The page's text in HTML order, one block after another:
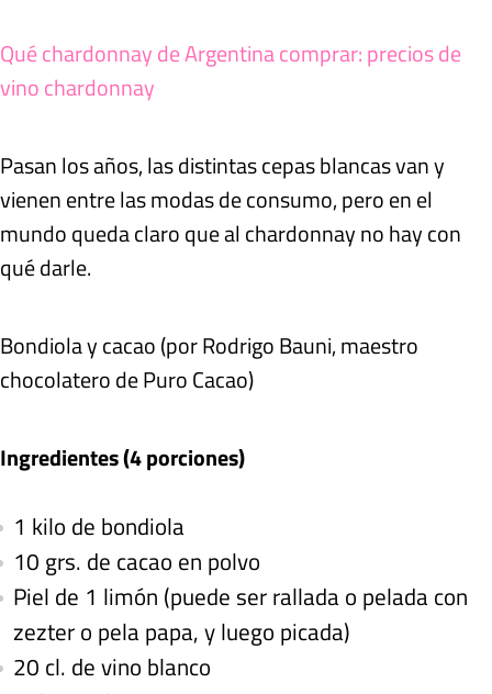
Qué chardonnay de Argentina comprar: precios de
vino chardonnay
Pasan los años, las distintas cepas blancas van y
vienen entre las modas de consumo, pero en el
mundo queda claro que al chardonnay no hay con
qué darle.
Bondiola y cacao (por Rodrigo Bauni, maestro
chocolatero de Puro Cacao)
Ingredientes (4 porciones)
1 kilo de bondiola
10 grs. de cacao en polvo
Piel de 1 limón (puede ser rallada o pelada con
zezter o pela papa, y luego picada)
20 cl. de vino blanco